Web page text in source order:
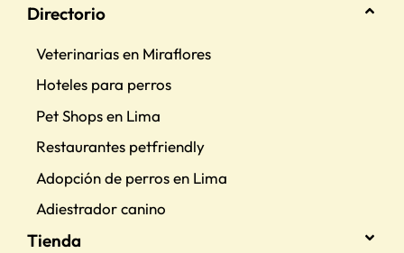
Directorio
Veterinarias en Miraflores
Hoteles para perros
Pet Shops en Lima
Restaurantes petfriendly
Adopción de perros en Lima
Adiestrador canino
Tienda